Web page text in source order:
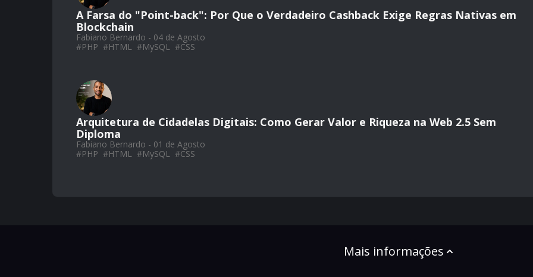
A Farsa do "Point-back": Por Que o Verdadeiro Cashback Exige Regras Nativas em
Blockchain
Fabiano Bernardo - 04 de Agosto
#PHP #HTML #MySQL #CSS
Arquitetura de Cidadelas Digitais: Como Gerar Valor e Riqueza na Web 2.5 Sem
Diploma
Fabiano Bernardo - 01 de Agosto
#PHP #HTML #MySQL #CSS
Mais informações